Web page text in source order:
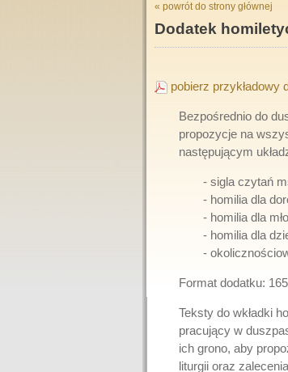
« powrót do strony głównej
Dodatek
pobierz przykładowy
Bezpośrednio do
propozycje na
następującym
- sigla czytań
- homilia dla
- homilia dla
- homilia dla
-
Format dodatku:
Teksty do wkładki
pracujący w
ich grono, aby
liturgii oraz